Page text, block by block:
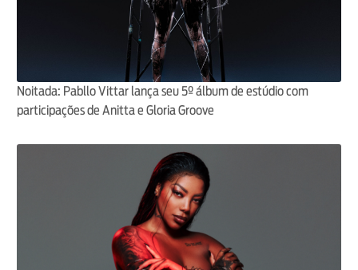
Noitada: Pabllo Vittar lança seu 5º álbum de estúdio com
participações de Anitta e Gloria Groove